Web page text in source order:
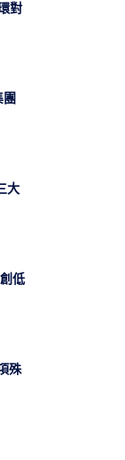
對
大
低
殊